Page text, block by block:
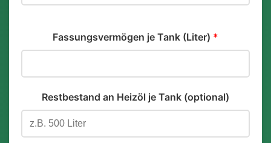
Fassungsvermögen je Tank (Liter) *
Restbestand an Heizöl je Tank (optional)